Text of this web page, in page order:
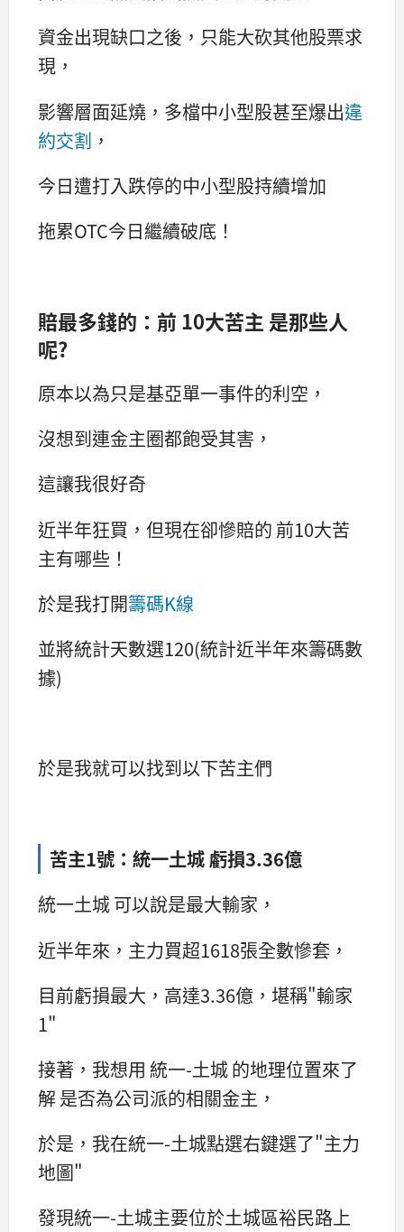
資金出現缺口之後，只能大砍其他股票求
現，
影響層面延燒，多檔中小型股甚至爆出違
約交割 ，
今日遭打入跌停的中小型股持續增加
拖累OTC今日繼續破底！
賠最多錢的：前 10大苦主 是那些人
呢?
原本以為只是基亞單一事件的利空，
沒想到連金主圈都飽受其害，
這讓我很好奇
近半年狂買，但現在卻慘賠的 前10大苦
主有哪些！
於是我打開籌碼K線
並將統計天數選120(統計近半年來籌碼數
據)
於是我就可以找到以下苦主們
苦主1號：統一土城 虧損3.36億
統一土城 可以說是最大輸家，
近半年來，主力買超1618張全數慘套，
目前虧損最大，高達3.36億，堪稱"輸家
1"
接著，我想用 統一-土城 的地理位置來了
解 是否為公司派的相關金主，
於是，我在統一-土城點選右鍵選了"主力
地圖"
發現統一-土城主要位於土城區裕民路上